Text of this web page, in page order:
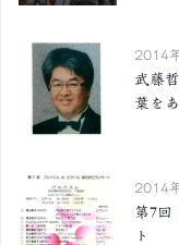
2014
武藤
葉をあ
2014
第7回
ト